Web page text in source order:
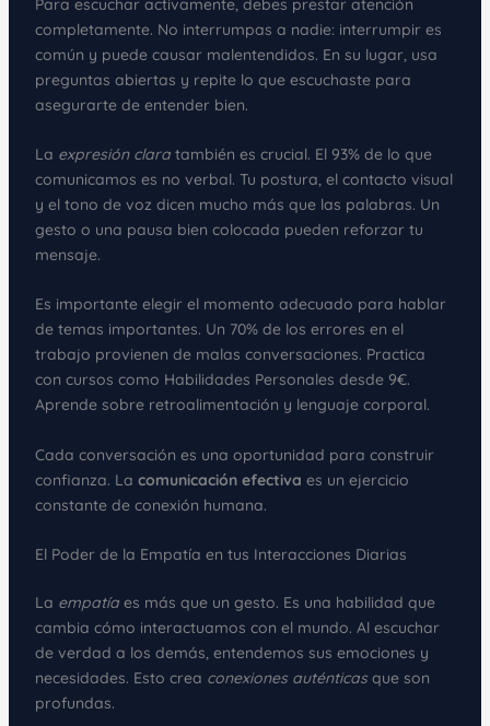
completamente. No interrumpas a nadie: interrumpir es
común y puede causar malentendidos. En su lugar, usa
preguntas abiertas y repite lo que escuchaste para
asegurarte de entender bien.
La expresión claratambién es crucial. El 93% de lo que
comunicamos es no verbal. Tu postura, el contacto visual
y el tono de voz dicen mucho más que las palabras. Un
gesto o una pausa bien colocada pueden reforzar tu
mensaje.
Es importante elegir el momento adecuado para hablar
de temas importantes. Un 70% de los errores en el
trabajo provienen de malas conversaciones. Practica
con cursos como Habilidades Personales desde 9€.
Aprende sobre retroalimentación y lenguaje corporal.
Cada conversación es una oportunidad para construir
confianza. La comunicación efectiva es un ejercicio
constante de conexión humana.
El Poder de la Empatía en tus Interacciones Diarias
La empatíaes más que un gesto. Es una habilidad que
cambia cómo interactuamos con el mundo. Al escuchar
de verdad a los demás, entendemos sus emociones y
necesidades. Esto crea conexiones auténticasque son
profundas.